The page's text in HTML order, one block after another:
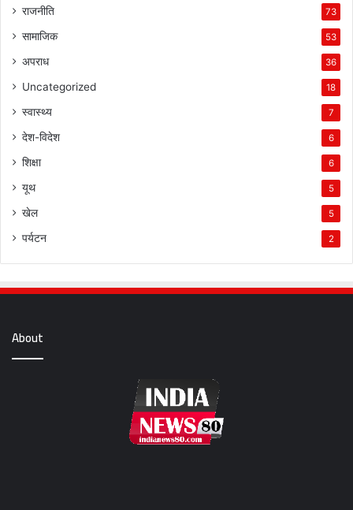
राजनीति 73
सामाजिक 53
अपराध 36
Uncategorized 18
स्वास्थ्य 7
देश-विदेश 6
शिक्षा 6
यूथ 5
खेल 5
पर्यटन 2
About